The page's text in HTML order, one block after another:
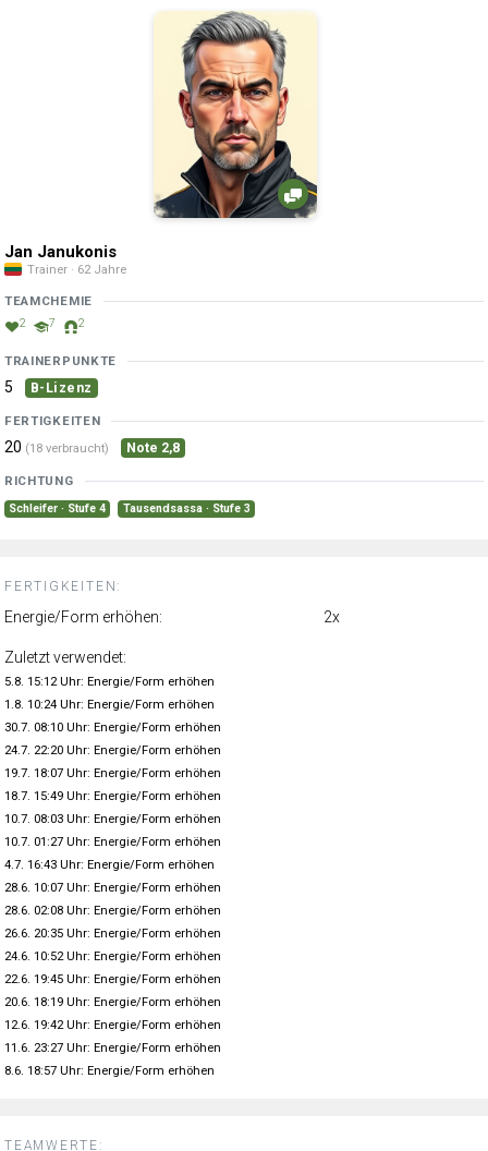
TEAMWERTE:
Jan Janukonis
Trainer · 62 Jahre
TEAMCHEMIE
2 7 2
TRAINERPUNKTE
5 B-Lizenz
FERTIGKEITEN
20 (18 verbraucht) Note 2,8
RICHTUNG
Schleifer · Stufe 4 Tausendsassa · Stufe 3
FERTIGKEITEN:
Energie/Form erhöhen: 2x
Zuletzt verwendet:
5.8. 15:12 Uhr: Energie/Form erhöhen
1.8. 10:24 Uhr: Energie/Form erhöhen
30.7. 08:10 Uhr: Energie/Form erhöhen
24.7. 22:20 Uhr: Energie/Form erhöhen
19.7. 18:07 Uhr: Energie/Form erhöhen
18.7. 15:49 Uhr: Energie/Form erhöhen
10.7. 08:03 Uhr: Energie/Form erhöhen
10.7. 01:27 Uhr: Energie/Form erhöhen
4.7. 16:43 Uhr: Energie/Form erhöhen
28.6. 10:07 Uhr: Energie/Form erhöhen
28.6. 02:08 Uhr: Energie/Form erhöhen
26.6. 20:35 Uhr: Energie/Form erhöhen
24.6. 10:52 Uhr: Energie/Form erhöhen
22.6. 19:45 Uhr: Energie/Form erhöhen
20.6. 18:19 Uhr: Energie/Form erhöhen
12.6. 19:42 Uhr: Energie/Form erhöhen
11.6. 23:27 Uhr: Energie/Form erhöhen
8.6. 18:57 Uhr: Energie/Form erhöhen